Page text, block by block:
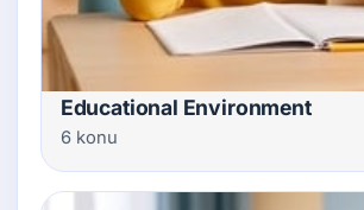
Educational Environment
6 konu